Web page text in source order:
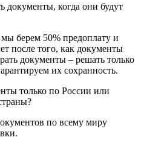
документы, когда они будут
берем 50% предоплату и
после того, как документы
документы – решать только
их сохранность.
только по России или
по всему миру